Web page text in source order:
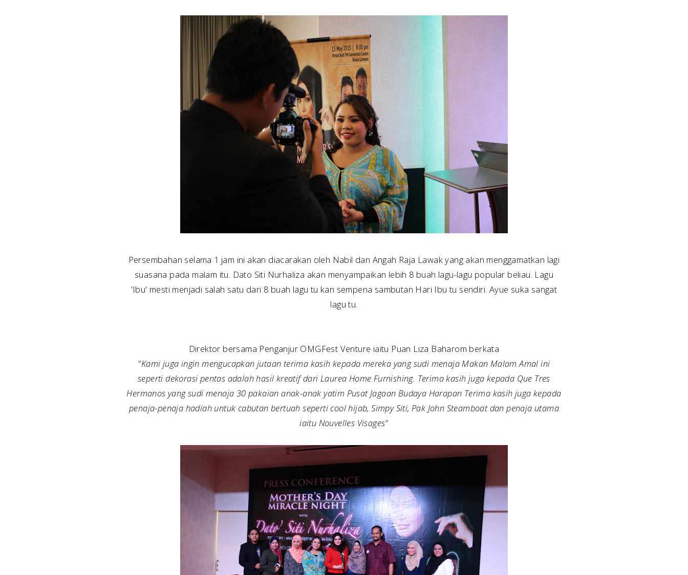
Persembahan selama 1 jam ini akan diacarakan oleh Nabil dan Angah Raja Lawak yang akan menggamatkan lagi
suasana pada malam itu. Dato Siti Nurhaliza akan menyampaikan lebih 8 buah lagu-lagu popular beliau. Lagu
'Ibu' mesti menjadi salah satu dari 8 buah lagu tu kan sempena sambutan Hari Ibu tu sendiri. Ayue suka sangat
lagu tu.
Direktor bersama Penganjur OMGFest Venture iaitu Puan Liza Baharom berkata
"Kami juga ingin mengucapkan jutaan terima kasih kepada mereka yang sudi menaja Makan Malam Amal ini
seperti dekorasi pentas adalah hasil kreatif dari Laurea Home Furnishing. Terima kasih juga kepada Que Tres
Hermanos yang sudi menaja 30 pakaian anak-anak yatim Pusat Jagaan Budaya Harapan Terima kasih juga kepada
penaja-penaja hadiah untuk cabutan bertuah seperti cool hijab, Simpy Siti, Pak John Steamboat dan penaja utama
iaitu Nouvelles Visages"